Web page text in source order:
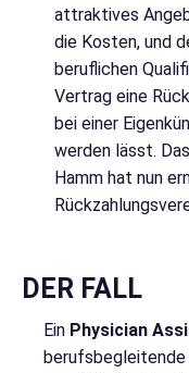
attraktives
die Kosten, und
beruflichen
Vertrag eine
bei einer
werden lässt.
Hamm hat nun
DER FALL
Ein Physician